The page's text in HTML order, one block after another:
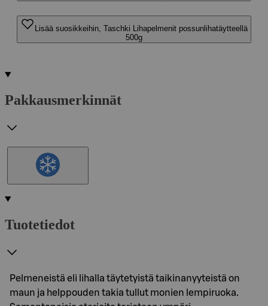
Lisää suosikkeihin, Taschki Lihapelmenit possunlihatäytteellä
500g
Pakkausmerkinnät
Tuotetiedot
Pelmeneistä eli lihalla täytetyistä taikinanyyteistä on
maun ja helppouden takia tullut monien lempiruoka.